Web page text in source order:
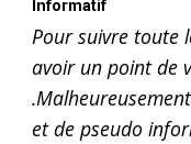
Informatif
Pour suivre toute
avoir un point de
et de pseudo